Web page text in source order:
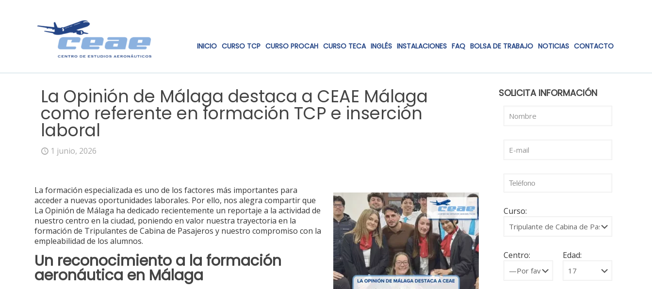
INICIO CURSO TCP CURSO PROCAH CURSO TECA INGLÉS INSTALACIONES FAQ BOLSA DE TRABAJO NOTICIAS CONTACTO
La Opinión de Málaga destaca a CEAE Málaga
como referente en formación TCP e inserción
laboral
1 junio, 2026
La formación especializada es uno de los factores más importantes para
acceder a nuevas oportunidades laborales. Por ello, nos alegra compartir que
La Opinión de Málaga ha dedicado recientemente un reportaje a la actividad de
nuestro centro en la ciudad, poniendo en valor nuestra trayectoria en la
formación de Tripulantes de Cabina de Pasajeros y nuestro compromiso con la
empleabilidad de los alumnos.
Un reconocimiento a la formación
aeronáutica en Málaga
SOLICITA INFORMACIÓN
Curso:
Centro: Edad: